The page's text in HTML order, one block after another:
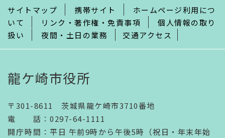
サイトマップ 携帯サイト
ホームページ利用につ
いて
リンク・著作権・免責事項
個人情報の取り
扱い
夜間・土日の業務 交通アクセス
龍ケ崎市役所
〒301-8611 茨城県龍ケ崎市3710番地
電話 ： 0297-64-1111
開庁時間 ： 平日 午前9時から午後5時（祝日・年末年始